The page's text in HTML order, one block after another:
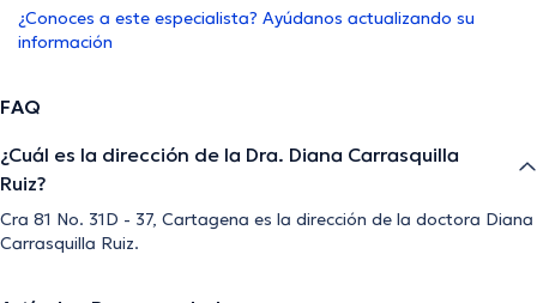
¿Conoces a este especialista? Ayúdanos actualizando su
información
FAQ
¿Cuál es la dirección de la Dra. Diana Carrasquilla
Ruiz?
Cra 81 No. 31D - 37, Cartagena es la dirección de la doctora Diana
Carrasquilla Ruiz.